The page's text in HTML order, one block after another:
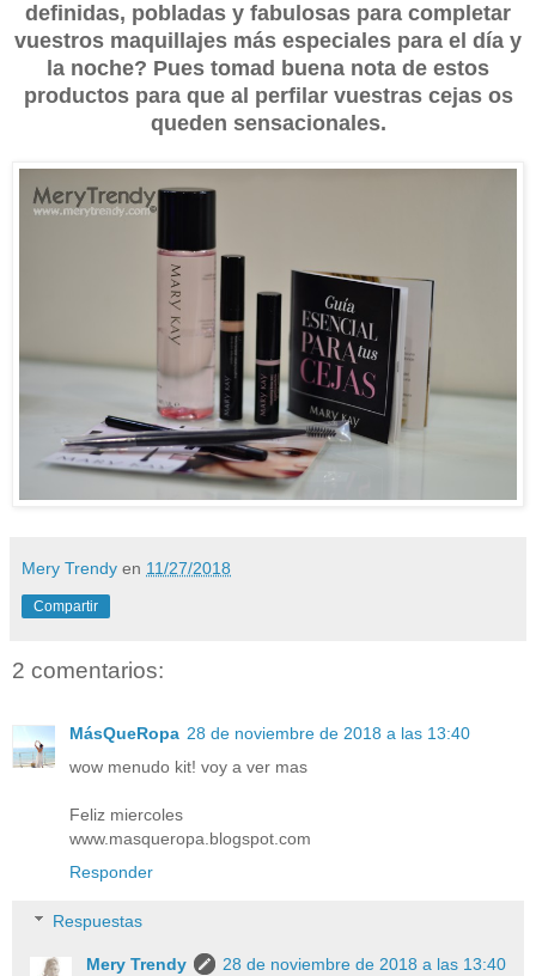
definidas, pobladas y fabulosas para completar
vuestros maquillajes más especiales para el día y
la noche? Pues tomad buena nota de estos
productos para que al perfilar vuestras cejas os
queden sensacionales.
Mery Trendy en 11/27/2018
Compartir
2 comentarios:
MásQueRopa 28 de noviembre de 2018 a las 13:40
wow menudo kit! voy a ver mas
Feliz miercoles
www.masqueropa.blogspot.com
Responder
Respuestas
Mery Trendy
28 de noviembre de 2018 a las 13:40